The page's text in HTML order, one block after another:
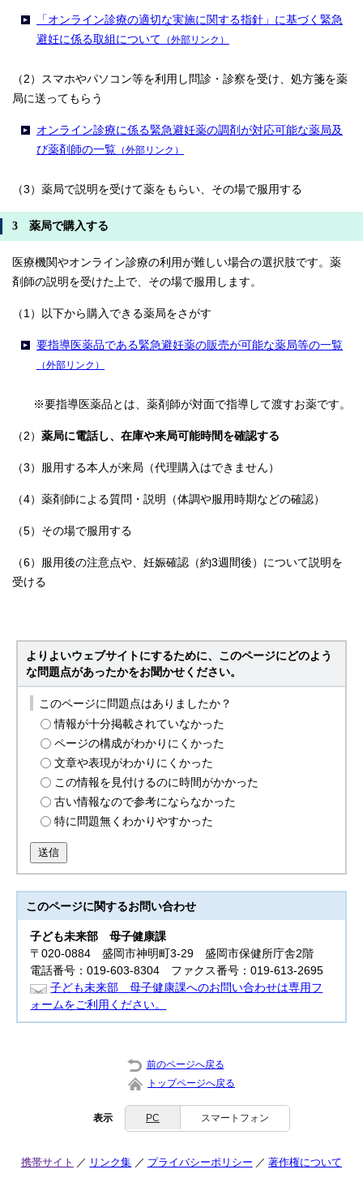
「オンライン診療の適切な実施に関する指針」に基づく緊急
避妊に係る取組について （外部リンク）
（2）スマホやパソコン等を利用し問診・診察を受け、処方箋を薬
局に送ってもらう
オンライン診療に係る緊急避妊薬の調剤が対応可能な薬局及
び薬剤師の一覧 （外部リンク）
（3）薬局で説明を受けて薬をもらい、その場で服用する
3 薬局で購入する
医療機関やオンライン診療の利用が難しい場合の選択肢です。薬
剤師の説明を受けた上で、その場で服用します。
（1）以下から購入できる薬局をさがす
要指導医薬品である緊急避妊薬の販売が可能な薬局等の一覧
（外部リンク）
※要指導医薬品とは、薬剤師が対面で指導して渡すお薬です。
（2） 薬局に電話し、在庫や来局可能時間を確認する
（3）服用する本人が来局（代理購入はできません）
（4）薬剤師による質問・説明（体調や服用時期などの確認）
（5）その場で服用する
（6）服用後の注意点や、妊娠確認（約3週間後）について説明を
受ける
よりよいウェブサイトにするために、このページにどのよう
な問題点があったかをお聞かせください。
このページに問題点はありましたか？
情報が十分掲載されていなかった
ページの構成がわかりにくかった
文章や表現がわかりにくかった
この情報を見付けるのに時間がかかった
古い情報なので参考にならなかった
特に問題無くわかりやすかった
送信
このページに関するお問い合わせ
子ども未来部母子健康課
〒020-0884 盛岡市神明町3-29 盛岡市保健所庁舎2階
電話番号：019-603-8304 ファクス番号：019-613-2695
子ども未来部 母子健康課へのお問い合わせは専用フ
ォームをご利用ください。
前のページへ戻る
トップページへ戻る
表示 PC スマートフォン
携帯サイト リンク集 プライバシーポリシー 著作権について